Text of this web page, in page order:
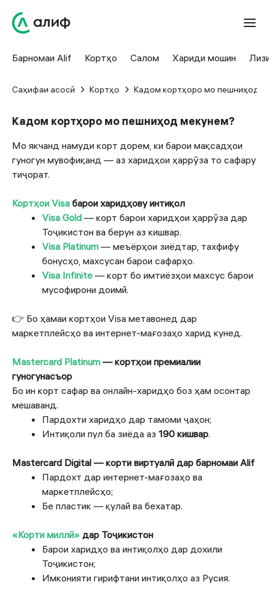
Барномаи Alif Кортҳо Салом Хариди мошин
Саҳифаи асосӣ Кортҳо Кадом кортҳоро мо пешниҳод
Кадом кортҳоро мо пешниҳод мекунем?
Мо якчанд намуди корт дорем, ки барои мақсадҳои
гуногун мувофиқанд — аз харидҳои ҳаррӯза то сафару
тиҷорат.
Кортҳои Visa барои харидҳову интиқол
Visa Gold — корт барои харидҳои ҳаррӯза дар
Тоҷикистон ва берун аз кишвар.
Visa Platinum — меъёрҳои зиёдтар, тахфифу
бонусҳо, махсусан барои сафарҳо.
Visa Infinite — корт бо имтиёзҳои махсус барои
мусофирони доимӣ.
👉 Бо ҳамаи кортҳои Visa метавонед дар
маркетплейсҳо ва интернет-мағозаҳо харид кунед.
Mastercard Platinum — кортҳои премиалии
гуногунасъор
Бо ин корт сафар ва онлайн-харидҳо боз ҳам осонтар
мешаванд.
Пардохти харидҳо дар тамоми ҷаҳон;
Интиқоли пул ба зиёда аз 190 кишвар.
Mastercard Digital — корти виртуалӣ дар барномаи Alif
Пардохт дар интернет-мағозаҳо ва
маркетплейсҳо;
Бе пластик — қулай ва бехатар.
«Корти миллӣ» дар Тоҷикистон
Барои харидҳо ва интиқолҳо дар дохили
Тоҷикистон;
Имконияти гирифтани интиқолҳо аз Русия.